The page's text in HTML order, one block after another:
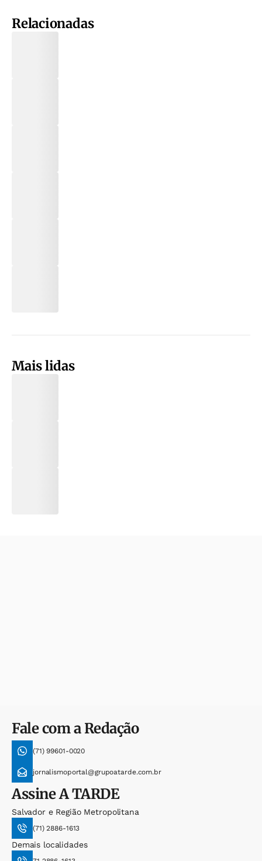
Relacionadas
Mais lidas
Fale com a Redação
(71) 99601-0020
jornalismoportal@grupoatarde.com.br
AssineA TARDE
Salvador e Região Metropolitana
(71) 2886-1613
Demais localidades